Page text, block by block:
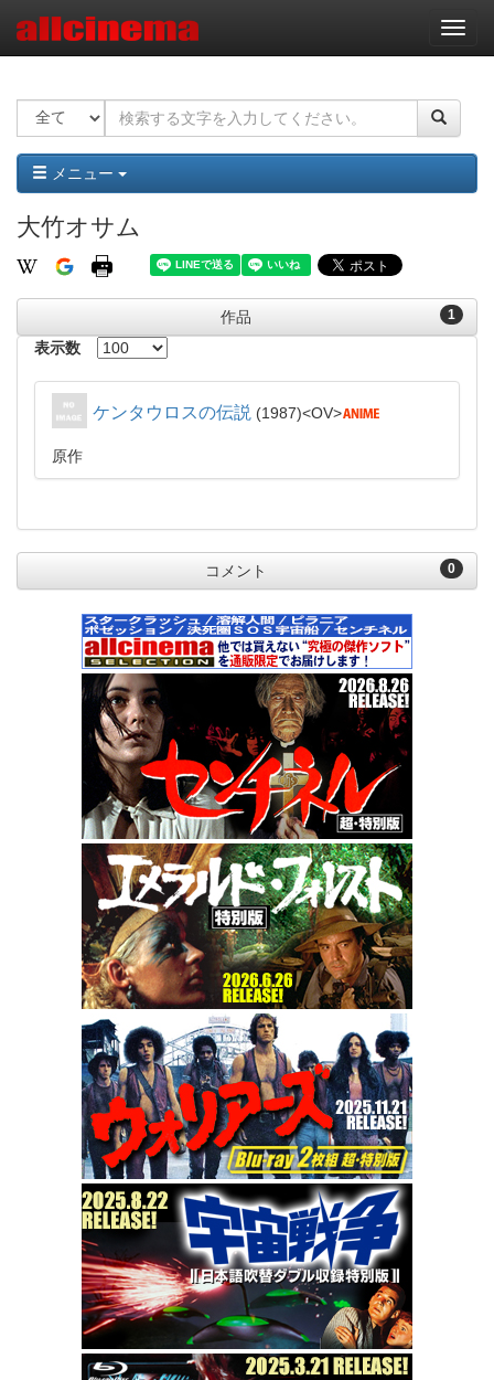
ナ
ビ
ー
ョ
ン
メニュー
大竹オサム
1
作品
表示数
ケンタウロスの伝説 1987 OV
原作
0
コメント